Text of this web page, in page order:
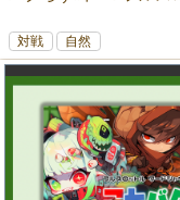
対戦 自然